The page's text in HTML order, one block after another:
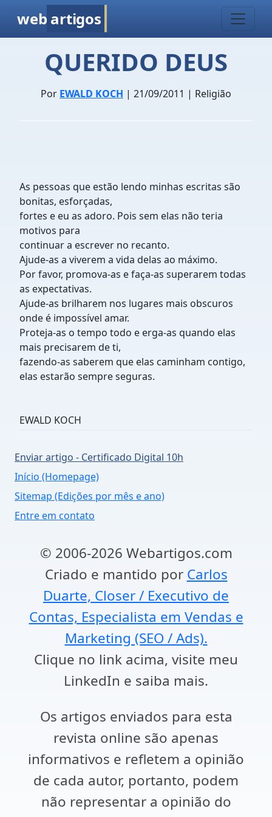
web artigos
QUERIDO DEUS
Por EWALD KOCH | 21/09/2011 | Religião
As pessoas que estão lendo minhas escritas são
bonitas, esforçadas,
fortes e eu as adoro. Pois sem elas não teria
motivos para
continuar a escrever no recanto.
Ajude-as a viverem a vida delas ao máximo.
Por favor, promova-as e faça-as superarem todas
as expectativas.
Ajude-as brilharem nos lugares mais obscuros
onde é impossível amar.
Proteja-as o tempo todo e erga-as quando elas
mais precisarem de ti,
fazendo-as saberem que elas caminham contigo,
elas estarão sempre seguras.
EWALD KOCH
Enviar artigo - Certificado Digital 10h
Início (Homepage)
Sitemap (Edições por mês e ano)
Entre em contato
© 2006-2026 Webartigos.com
Criado e mantido por Carlos
Duarte, Closer / Executivo de
Contas, Especialista em Vendas e
Marketing (SEO / Ads).
Clique no link acima, visite meu
LinkedIn e saiba mais.
Os artigos enviados para esta
revista online são apenas
informativos e refletem a opinião
de cada autor, portanto, podem
não representar a opinião do